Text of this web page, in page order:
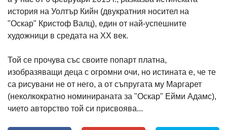
история на Уолтър Кийн (двукратния носител на
"Оскар" Кристоф Валц), един от най-успешните
художници в средата на ХХ век.
Той се прочува със своите попарт платна,
изобразяващи деца с огромни очи, но истината е, че те
са рисувани не от него, а от съпругата му Маргарет
(неколкократно номинираната за "Оскар" Ейми Адамс),
чието авторство той си присвоява...